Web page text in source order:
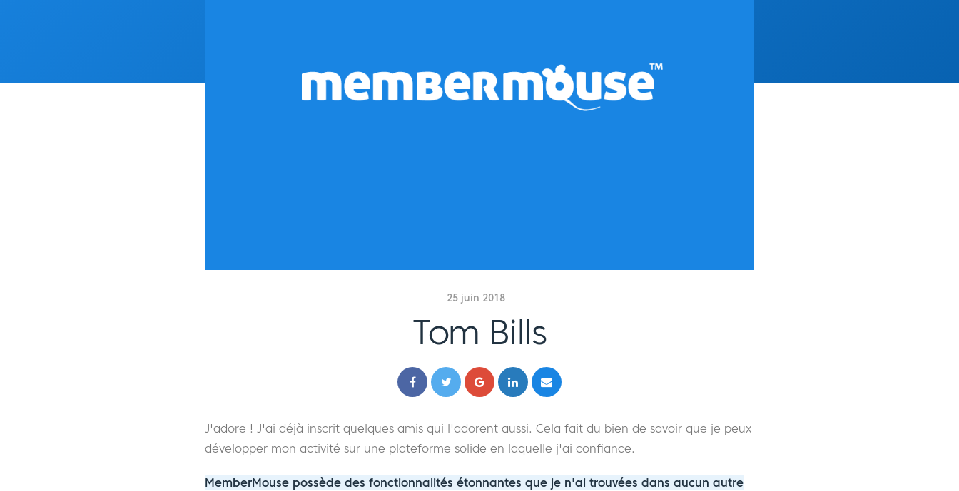
25 juin 2018
Tom Bills
J'adore ! J'ai déjà inscrit quelques amis qui l'adorent aussi. Cela fait du bien de savoir que je peux
développer mon activité sur une plateforme solide en laquelle j'ai confiance.
MemberMouse possède des fonctionnalités étonnantes que je n'ai trouvées dans aucun autre